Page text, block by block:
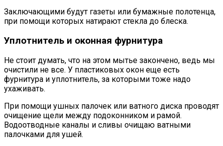
Заключающими будут газеты или бумажные полотенца,
при помощи которых натирают стекла до блеска.
Уплотнитель и оконная фурнитура
Не стоит думать, что на этом мытье закончено, ведь мы
очистили не все. У пластиковых окон еще есть
фурнитура и уплотнитель, за которыми тоже надо
ухаживать.
При помощи ушных палочек или ватного диска проводят
очищение щели между подоконником и рамой.
Водоотводные каналы и сливы очищаю ватными
палочками для ушей.